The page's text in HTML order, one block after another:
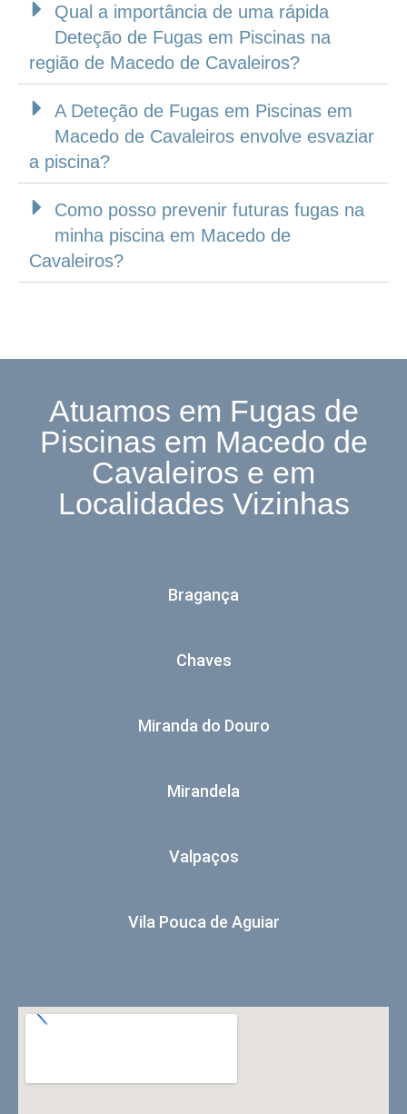
Qual a importância de uma rápida
Deteção de Fugas em Piscinas na
região de Macedo de Cavaleiros?
A Deteção de Fugas em Piscinas em
Macedo de Cavaleiros envolve esvaziar
a piscina?
Como posso prevenir futuras fugas na
minha piscina em Macedo de
Cavaleiros?
Atuamos em Fugas de
Piscinas em Macedo de
Cavaleiros e em
Localidades Vizinhas
Bragança
Chaves
Miranda do Douro
Mirandela
Valpaços
Vila Pouca de Aguiar